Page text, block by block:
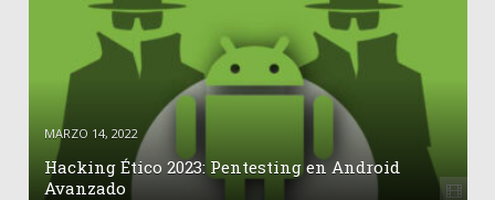
MARZO 14, 2022
Hacking Ético 2023: Pentesting en Android
Avanzado